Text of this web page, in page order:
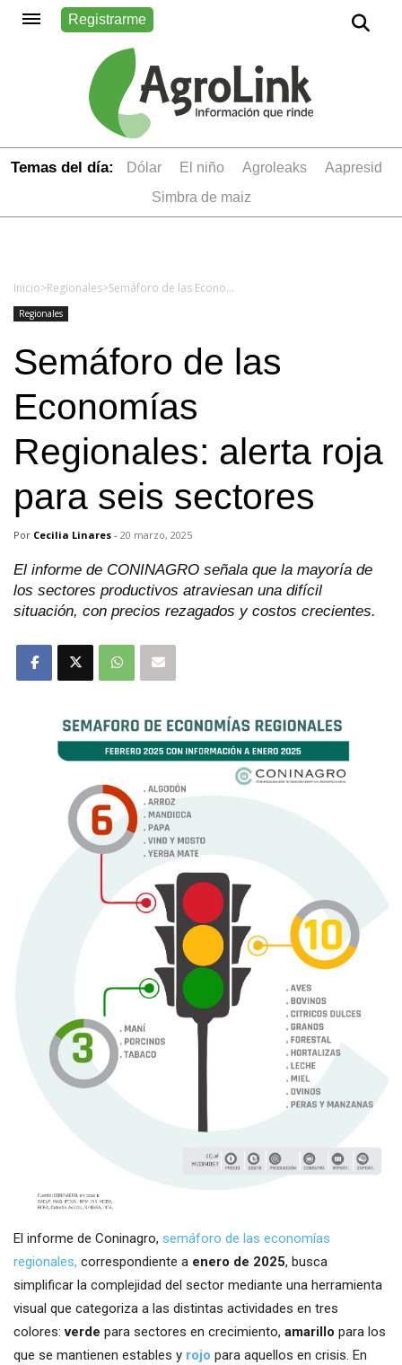
Registrarme
Temas del día: dólar el niño Agroleaks
aapresid
simbra de maiz
Inicio>Regionales> Semáforo de las Economías Regionales: alerta roja para seis sectores
Regionales
Semáforo de las
Economías
Regionales: alerta roja
para seis sectores
Por Cecilia Linares - 20 marzo, 2025
El informe de CONINAGRO señala que la mayoría de
los sectores productivos atraviesan una difícil
situación, con precios rezagados y costos crecientes.
El informe de Coninagro, semáforo de las economías
regionales, correspondiente a enero de 2025, busca
simplificar la complejidad del sector mediante una herramienta
visual que categoriza a las distintas actividades en tres
colores:verde para sectores en crecimiento, amarillo para los
que se mantienen estables y rojo para aquellos en crisis. En